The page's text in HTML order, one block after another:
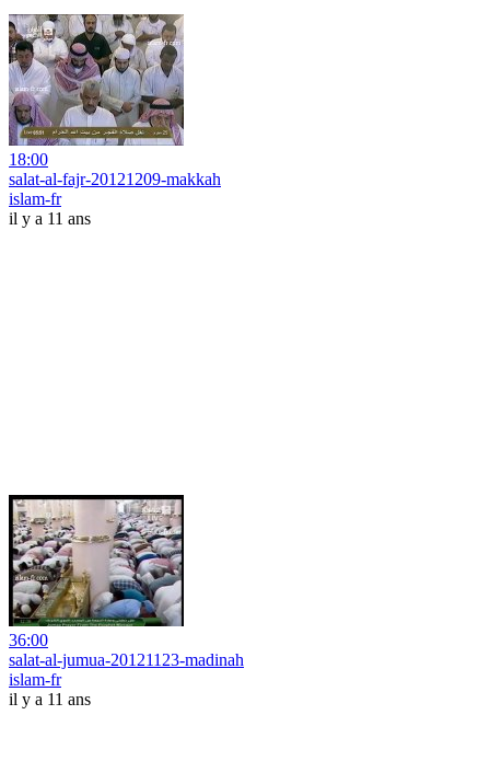
18:00
salat-al-fajr-20121209-makkah
islam-fr
il y a 11 ans
36:00
salat-al-jumua-20121123-madinah
islam-fr
il y a 11 ans